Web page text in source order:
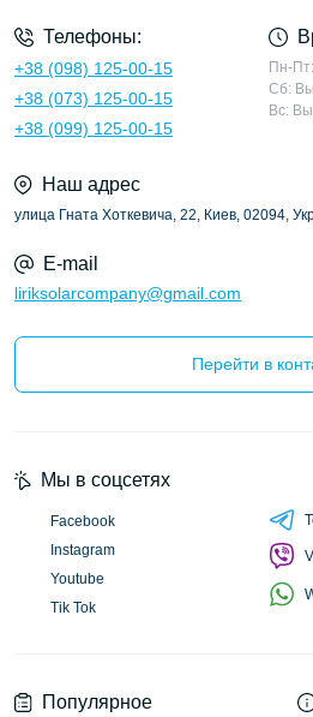
Телефоны:
+38 (098) 125-00-15
+38 (073) 125-00-15
+38 (099) 125-00-15
Пн-
Сб:
Вс:
Наш адрес
улица Гната Хоткевича, 22, Киев, 02094,
E-mail
liriksolarcompany@gmail.com
Перейти в
Популярное
Мы в соцсетях
Facebook
Instagram
Youtube
Tik Tok